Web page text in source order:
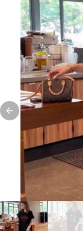
Previous slide